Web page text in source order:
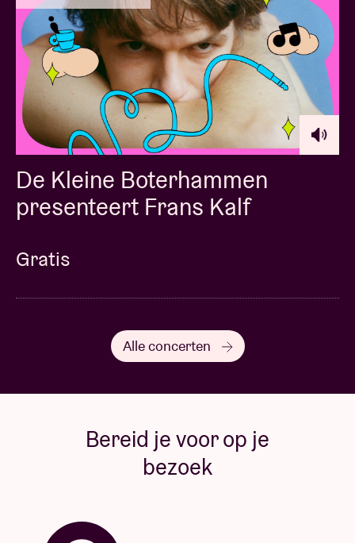
De Kleine Boterhammen
presenteert Frans Kalf
Gratis
Alle concerten
Bereid je voor op je
bezoek